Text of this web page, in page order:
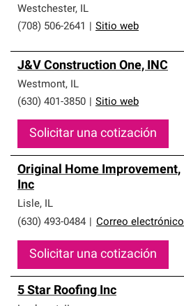
Westchester, IL
(708) 506-2641
Sitio web
J&V Construction One, INC
Westmont, IL
(630) 401-3850
Sitio web
Solicitar una cotización
Original Home Improvement,
Inc
Lisle, IL
(630) 493-0484
Correo electrónico
Solicitar una cotización
5 Star Roofing Inc